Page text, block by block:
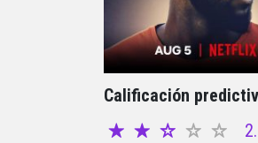
Calificación